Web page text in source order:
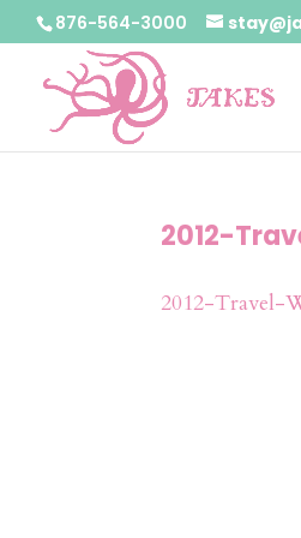
876-564-3000
2012-
2012-Travel-